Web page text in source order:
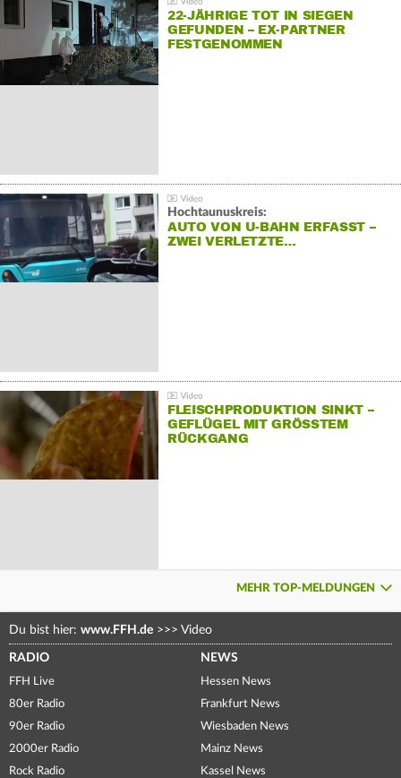
22-JÄHRIGE TOT IN SIEGEN
GEFUNDEN – EX-PARTNER
FESTGENOMMEN
Hochtaunuskreis:
AUTO VON U-BAHN ERFASST –
ZWEI VERLETZTE…
FLEISCHPRODUKTION SINKT –
GEFLÜGEL MIT GRÖSSTEM R
ÜCKGANG
MEHR TOP-MELDUNGEN
Du bist hier: www.FFH.de >>> Video
RADIO
FFH Live
80er Radio
90er Radio
2000er Radio
Rock Radio
NEWS
Hessen News
Frankfurt News
Wiesbaden News
Mainz News
Kassel News